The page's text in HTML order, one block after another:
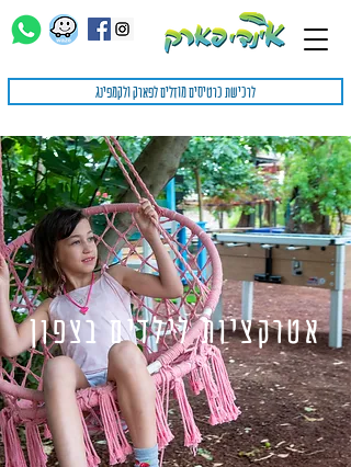
לרכישת כרטיסים מוזלים לפארק ולקמפינג
אטרקציות לילדים בצפון